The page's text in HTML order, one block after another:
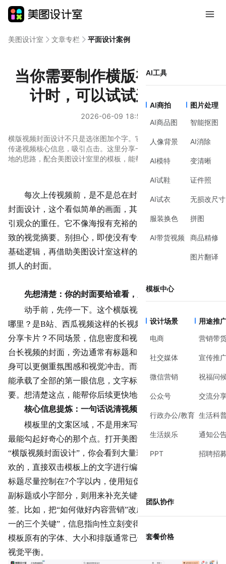
AI工具
AI商拍
AI商品图
人像背景
AI模特
AI试鞋
AI试衣
服装换色
AI带货视频
图片处理
智能抠图
AI消除
变清晰
证件照
无损改尺寸
拼图
商品精修
图片翻译
模板中心
设计场景
电商
社交媒体
微信营销
公众号
行政办公/教育
生活娱乐
PPT
用途推
营销带
宣传推
祝福问
交流分
生活科
通知公
招聘招
团队协作
套餐价格
美图设计室 文章专栏 平面设计案例
当你需要制作横版视频封面设
计时，可以试试这些方法
2026-06-09 18:53
横版视频封面设计不只是选张图加个字。它需要在有限空间内快速
传递视频核心信息，吸引点击。这里分享一套从明确目标到视觉落
地的思路，配合美图设计室里的模板，能帮你更高效地完成创作。
每次上传视频前，是不是总在封面上卡很久？横版视频
封面设计，这个看似简单的画面，其实承担着“黄金三秒”吸
引观众的重任。它不像海报有充裕的展示空间，更像一个精
致的视觉摘要。别担心，即使没有专业设计背景，掌握一些
基础逻辑，再借助美图设计室这样的工具，也能做出清晰又
抓人的封面。
先想清楚：你的封面要给谁看，用在哪儿？
动手前，先停一下。这个横版视频封面设计主要出现在
哪里？是B站、 西瓜视频这样的长视频平台，还是视频号的
分享卡片？不同场景，信息密度和视觉风格有细微差别。平
台长视频的封面，旁边通常有标题和up主信息，所以封面本
身可以更侧重氛围感和视觉冲击。而社交分享卡片，封面可
能承载了全部的第一眼信息， 文字标题
的清晰度就至关重
要。想清楚这点，能帮你后续更快地做选择。
核心信息提炼：一句话说清视频内容
模板里的文案区域，不是用来写摘要的。你需要提炼出
最能勾起好奇心的那个点。打开美图设计室，在模板库搜索
“横版视频封面设计”，你会看到大量现成结构。选中一个喜
欢的，直接双击模板上的文字进行编辑。这里有个技巧：主
标题尽量控制在7个字以内，使用短促有力的词汇或设问。
副标题或小字部分，则用来补充关键数据、结论或身份标
签。比如，把“如何做好内容营销”改成“内容营销，从零到
一的三个关键”，信息指向性立刻变得更强。替换文字时，
模板原有的字体、大小和排版通常已做过优化，能帮你保持
视觉平衡。